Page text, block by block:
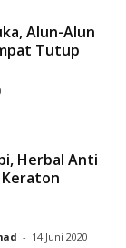
Alun-Alun
Tutup
Herbal Anti
Keraton
- 14 Juni 2020